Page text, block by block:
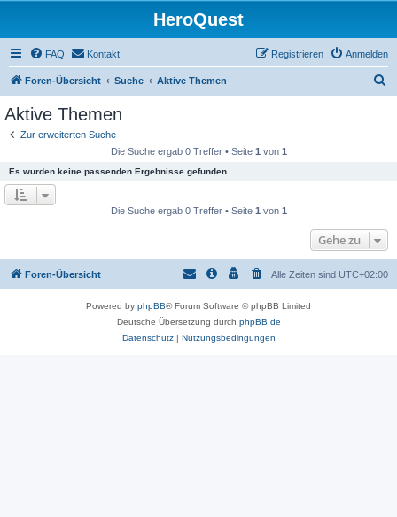
HeroQuest
FAQ Kontakt Anmelden
Registrieren
Foren-Übersicht Suche Aktive Themen
Aktive Themen
Zur erweiterten Suche
Die Suche ergab 0 Treffer • Seite 1 von 1
Es wurden keine passenden Ergebnisse gefunden.
Die Suche ergab 0 Treffer • Seite 1 von 1
Gehe zu
Foren-Übersicht Alle Zeiten sind UTC+02:00
Powered by phpBB® Forum Software © phpBB Limited
Deutsche Übersetzung durch phpBB.de
Datenschutz| Nutzungsbedingungen